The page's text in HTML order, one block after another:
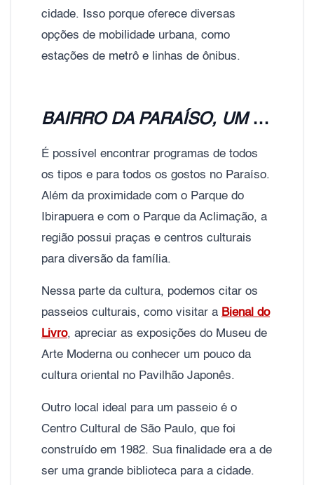
cidade. Isso porque oferece diversas
opções de mobilidade urbana, como
estações de metrô e linhas de ônibus.
BAIRRO DA PARAÍSO, UM DOS MELHORES PARA SE MORAR
É possível encontrar programas de todos
os tipos e para todos os gostos no Paraíso.
Além da proximidade com o Parque do
Ibirapuera e com o Parque da Aclimação, a
região possui praças e centros culturais
para diversão da família.
Nessa parte da cultura, podemos citar os
passeios culturais, como visitar a Bienal do
Livro, apreciar as exposições do Museu de
Arte Moderna ou conhecer um pouco da
cultura oriental no Pavilhão Japonês.
Outro local ideal para um passeio é o
Centro Cultural de São Paulo, que foi
construído em 1982. Sua finalidade era a de
ser uma grande biblioteca para a cidade.